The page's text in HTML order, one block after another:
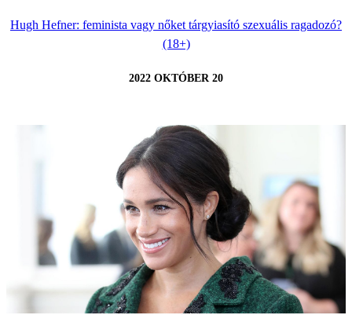
Hugh Hefner: feminista vagy nőket tárgyiasító szexuális ragadozó?
(18+)
2022 OKTÓBER 20